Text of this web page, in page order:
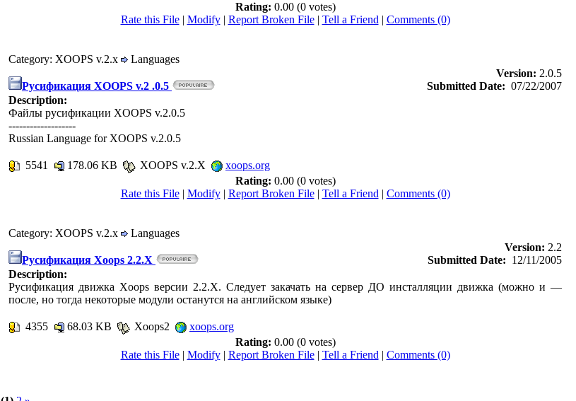
Rating: 0.00 (0 votes)
Rate this File| Modify| Report Broken File| Tell a Friend | Comments (0)
Category: XOOPS v.2.x Languages
Русификация XOOPS v.2 .0.5
Version: 2.0.5
Submitted Date: 07/22/2007
Description:
Файлы русификации XOOPS v.2.0.5
-------------------
Russian Language for XOOPS v.2.0.5
5541 178.06 KB XOOPS v.2.X
xoops.org
Rating: 0.00 (0 votes)
Rate this File| Modify| Report Broken File| Tell a Friend | Comments (0)
Category: XOOPS v.2.x Languages
Русификация Xoops 2.2.X
Version: 2.2
Submitted Date: 12/11/2005
Description:
Русификация движка Xoops версии 2.2.Х. Следует закачать на сервер ДО инсталляции движка (можно и —
после, но тогда некоторые модули останутся на английском языке)
4355 68.03 KB Xoops2
xoops.org
Rating: 0.00 (0 votes)
Rate this File| Modify| Report Broken File| Tell a Friend | Comments (0)